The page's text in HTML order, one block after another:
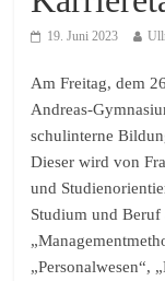
19. Juni 2023
Am Freitag, dem
Andreas-
schulinterne
Dieser wird von
und
Studium und
„Personalwesen“,